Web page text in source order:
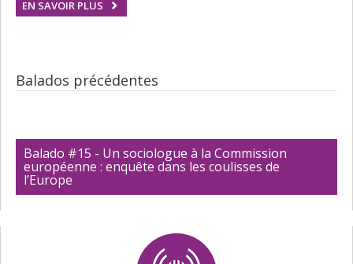
EN SAVOIR PLUS
Balados précédentes
Balado #15 - Un sociologue à la Commission
européenne : enquête dans les coulisses de
l’Europe